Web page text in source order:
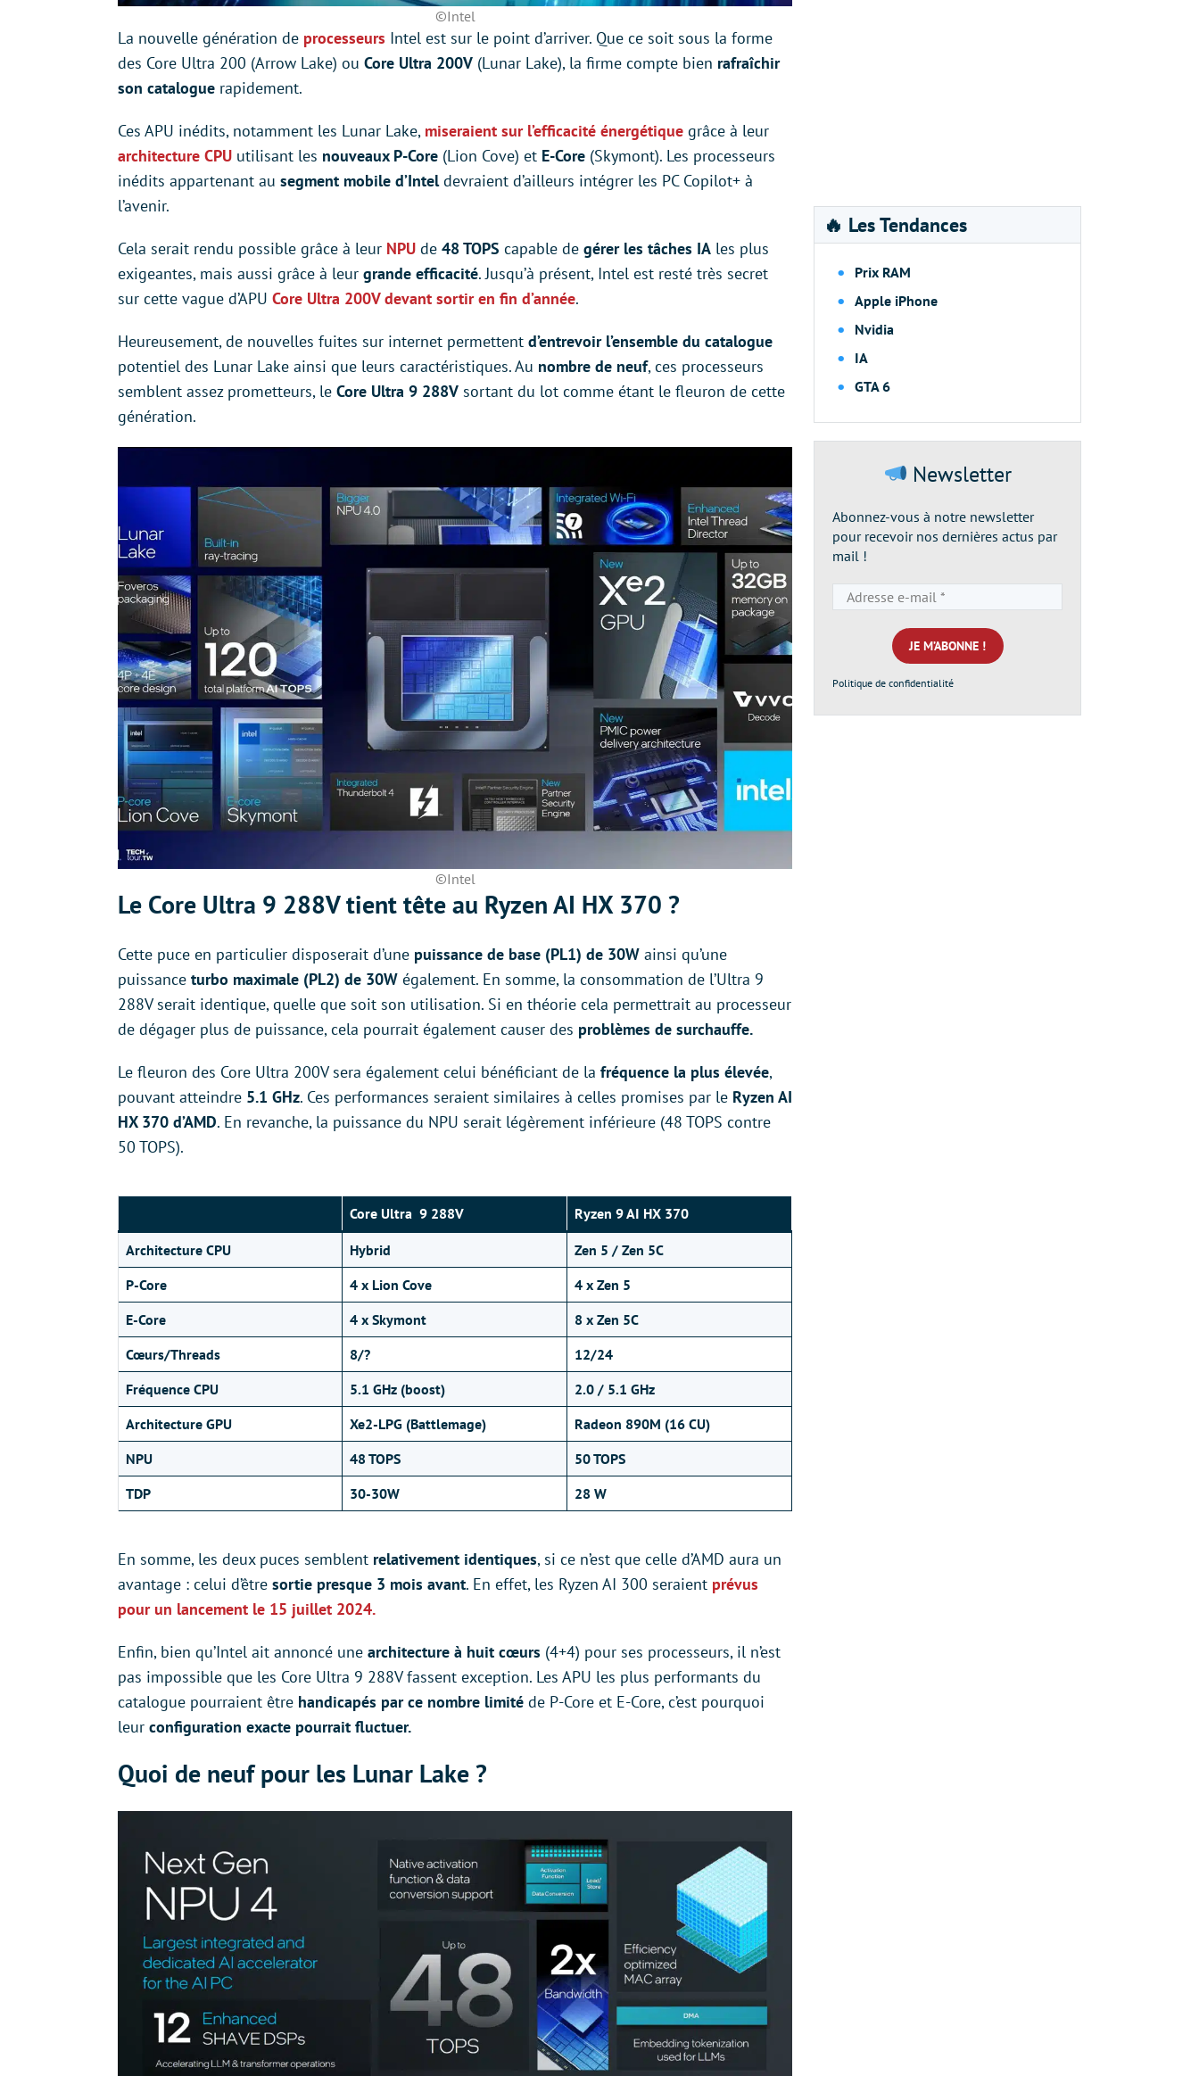
©Intel
La nouvelle génération de processeurs Intel est sur le point d’arriver. Que ce soit sous la forme
des Core Ultra 200 (Arrow Lake) ou Core Ultra 200V (Lunar Lake), la firme compte bien rafraîchir
son catalogue rapidement.
Ces APU inédits, notamment les Lunar Lake, miseraient sur l’efficacité énergétique grâce à leur
architecture CPU utilisant les nouveaux P-Core (Lion Cove) et E-Core (Skymont). Les processeurs
inédits appartenant au segment mobile d’Inteldevraient d’ailleurs intégrer les PC Copilot+ à
l’avenir.
Cela serait rendu possible grâce à leur NPU de 48 TOPS capable de gérer les tâches IA les plus
exigeantes, mais aussi grâce à leur grande efficacité. Jusqu’à présent, Intel est resté très secret
sur cette vague d’APU Core Ultra 200V devant sortir en fin d’année.
Heureusement, de nouvelles fuites sur internet permettent d’entrevoir l’ensemble du catalogue
potentiel des Lunar Lake ainsi que leurs caractéristiques. Au nombre de neuf, ces processeurs
semblent assez prometteurs, le Core Ultra 9 288V sortant du lot comme étant le fleuron de cette
génération.
©Intel
Le Core Ultra 9 288V tient tête au Ryzen AI HX 370 ?
Cette puce en particulier disposerait d’une puissance de base (PL1) de 30W ainsi qu’une
puissance turbo maximale (PL2) de 30W également. En somme, la consommation de l’Ultra 9
288V serait identique, quelle que soit son utilisation. Si en théorie cela permettrait au processeur
de dégager plus de puissance, cela pourrait également causer des problèmes de surchauffe.
Le fleuron des Core Ultra 200V sera également celui bénéficiant de la fréquence la plus élevée,
pouvant atteindre 5.1 GHz. Ces performances seraient similaires à celles promises par le Ryzen AI
HX 370 d’AMD. En revanche, la puissance du NPU serait légèrement inférieure (48 TOPS contre
50 TOPS).
Core Ultra 9 288V Ryzen 9 AI HX 370
Architecture CPU Hybrid
Zen 5 / Zen 5C
P-Core
4 x Lion Cove
4 x Zen 5
E-Core
4 x Skymont
8 x Zen 5C
Cœurs/Threads
8/?
12/24
Fréquence CPU
5.1 GHz (boost)
2.0 / 5.1 GHz
Architecture GPU
Xe2-LPG (Battlemage)
Radeon 890M (16 CU)
NPU
48 TOPS
50 TOPS
TDP
30-30W 28 W
En somme, les deux puces semblent relativement identiques, si ce n’est que celle d’AMD aura un
avantage : celui d’être sortie presque 3 mois avant. En effet, les Ryzen AI 300 seraient prévus
pour un lancement le 15 juillet 2024.
Enfin, bien qu’Intel ait annoncé une architecture à huit cœurs (4+4) pour ses processeurs, il n’est
pas impossible que les Core Ultra 9 288V fassent exception. Les APU les plus performants du
catalogue pourraient être handicapés par ce nombre limité de P-Core et E-Core, c’est pourquoi
leur configuration exacte pourrait fluctuer.
Quoi de neuf pour les Lunar Lake ?
🔥 Les Tendances
Prix RAM
Apple iPhone
Nvidia
IA
GTA 6
Newsletter
Abonnez-vous à notre newsletter
pour recevoir nos dernières actus par
mail !
e-
mail
*
Politique de confidentialité